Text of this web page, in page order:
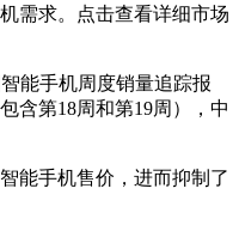
需求。点击查看详细市场
智能手机周度销量追踪报
含第18周和第19周），中
能手机售价，进而抑制了